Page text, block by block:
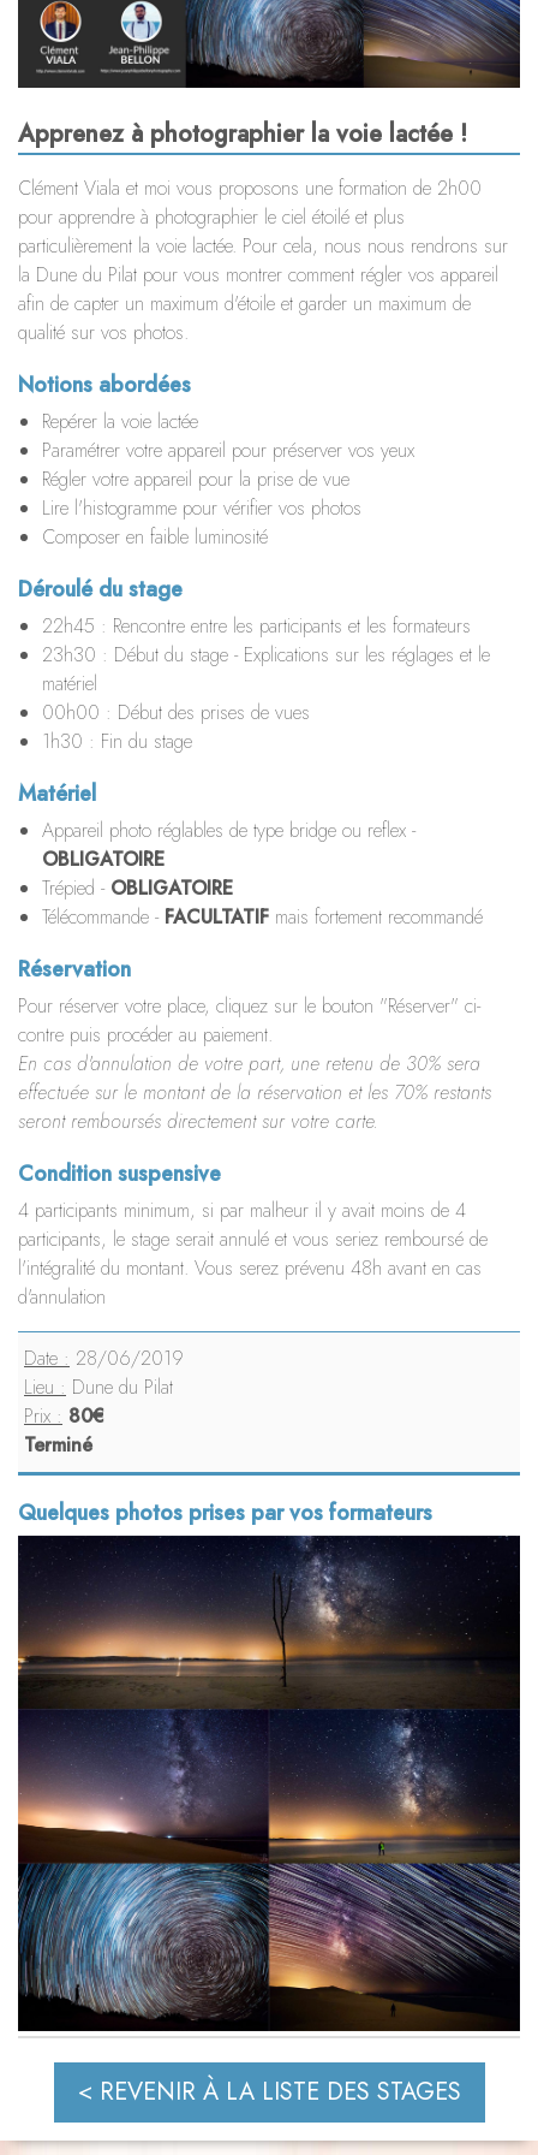
BORDEAUX
Apprenez à photographier la voie lactée !
Clément Viala et moi vous proposons une formation de 2h00
pour apprendre à photographier le ciel étoilé et plus
particulièrement la voie lactée. Pour cela, nous nous rendrons sur
la Dune du Pilat pour vous montrer comment régler vos appareil
afin de capter un maximum d'étoile et garder un maximum de
qualité sur vos photos.
Notions abordées
Repérer la voie lactée
Paramétrer votre appareil pour préserver vos yeux
Régler votre appareil pour la prise de vue
Lire l'histogramme pour vérifier vos photos
Composer en faible luminosité
Déroulé du stage
22h45 : Rencontre entre les participants et les formateurs
23h30 : Début du stage - Explications sur les réglages et le
matériel
00h00 : Début des prises de vues
1h30 : Fin du stage
Matériel
Appareil photo réglables de type bridge ou reflex -
OBLIGATOIRE
Trépied - OBLIGATOIRE
Télécommande - FACULTATIF mais fortement recommandé
Réservation
Pour réserver votre place, cliquez sur le bouton "Réserver" ci-
contre puis procéder au paiement.
En cas d'annulation de votre part, une retenu de 30% sera
effectuée sur le montant de la réservation et les 70% restants
seront remboursés directement sur votre carte.
Condition suspensive
4 participants minimum, si par malheur il y avait moins de 4
participants, le stage serait annulé et vous seriez remboursé de
l'intégralité du montant. Vous serez prévenu 48h avant en cas
d'annulation
Date : 28/06/2019
Lieu : Dune du Pilat
Prix : 80€
Terminé
Quelques photos prises par vos formateurs
< REVENIR À LA LISTE DES STAGES